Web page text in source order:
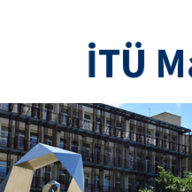
İTÜ